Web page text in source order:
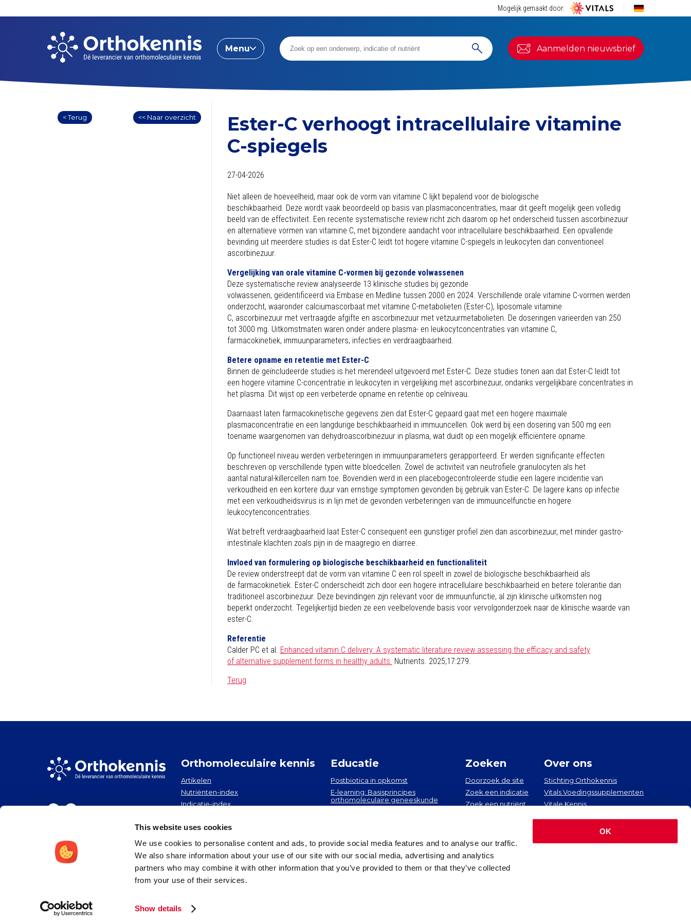
This website uses cookies
We use cookies to personalise content and ads, to provide social media features and to analyse our traffic.
We also share information about your use of our site with our social media, advertising and analytics
partners who may combine it with other information that you’ve provided to them or that they’ve collected
from your use of their services.
Show details
OK
Mogelijk gemaakt door:
Menu Aanmelden nieuwsbrief
< Terug << Naar overzicht
Ester-C verhoogt intracellulaire vitamine
C-spiegels
27-04-2026
Niet alleen de hoeveelheid, maar ook de vorm van vitamine C lijkt bepalend voor de biologische
beschikbaarheid. Deze wordt vaak beoordeeld op basis van plasmaconcentraties, maar dit geeft mogelijk geen volledig
beeld van de effectiviteit. Een recente systematische review richt zich daarom op het onderscheid tussen ascorbinezuur
en alternatieve vormen van vitamine C, met bijzondere aandacht voor intracellulaire beschikbaarheid. Een opvallende
bevinding uit meerdere studies is dat Ester-C leidt tot hogere vitamine C-spiegels in leukocyten dan conventioneel
ascorbinezuur.
Vergelijking van orale vitamine C-vormen bij gezonde volwassenen
Deze systematische review analyseerde 13 klinische studies bij gezonde
volwassenen, geïdentificeerd via Embase en Medline tussen 2000 en 2024. Verschillende orale vitamine C-vormen werden
onderzocht, waaronder calciumascorbaat met vitamine C-metabolieten (Ester-C), liposomale vitamine
C, ascorbinezuur met vertraagde afgifte en ascorbinezuur met vetzuurmetabolieten. De doseringen varieerden van 250
tot 3000 mg. Uitkomstmaten waren onder andere plasma- en leukocytconcentraties van vitamine C,
farmacokinetiek, immuunparameters, infecties en verdraagbaarheid.
Betere opname en retentie met Ester-C
Binnen de geïncludeerde studies is het merendeel uitgevoerd met Ester-C. Deze studies tonen aan dat Ester-C leidt tot
een hogere vitamine C-concentratie in leukocyten in vergelijking met ascorbinezuur, ondanks vergelijkbare concentraties in
het plasma. Dit wijst op een verbeterde opname en retentie op celniveau.
Daarnaast laten farmacokinetische gegevens zien dat Ester-C gepaard gaat met een hogere maximale
plasmaconcentratie en een langdurige beschikbaarheid in immuuncellen. Ook werd bij een dosering van 500 mg een
toename waargenomen van dehydroascorbinezuur in plasma, wat duidt op een mogelijk efficiëntere opname.
Op functioneel niveau werden verbeteringen in immuunparameters gerapporteerd. Er werden significante effecten
beschreven op verschillende typen witte bloedcellen. Zowel de activiteit van neutrofiele granulocyten als het
aantal natural-killercellen nam toe. Bovendien werd in een placebogecontroleerde studie een lagere incidentie van
verkoudheid en een kortere duur van ernstige symptomen gevonden bij gebruik van Ester-C. De lagere kans op infectie
met een verkoudheidsvirus is in lijn met de gevonden verbeteringen van de immuuncelfunctie en hogere
leukocytenconcentraties.
Wat betreft verdraagbaarheid laat Ester-C consequent een gunstiger profiel zien dan ascorbinezuur, met minder gastro-
intestinale klachten zoals pijn in de maagregio en diarree.
Invloed van formulering op biologische beschikbaarheid en functionaliteit
De review onderstreept dat de vorm van vitamine C een rol speelt in zowel de biologische beschikbaarheid als
de farmacokinetiek. Ester-C onderscheidt zich door een hogere intracellulaire beschikbaarheid en betere tolerantie dan
traditioneel ascorbinezuur. Deze bevindingen zijn relevant voor de immuunfunctie, al zijn klinische uitkomsten nog
beperkt onderzocht. Tegelijkertijd bieden ze een veelbelovende basis voor vervolgonderzoek naar de klinische waarde van
ester-C.
Referentie
Calder PC et al. Enhanced vitamin C delivery: A systematic literature review assessing the efficacy and safety
of alternative supplement forms in healthy adults. Nutrients. 2025;17:279.
Terug
Orthomoleculaire kennis
Artikelen
Nutriënten-index
Indicatie-index
Educatie
Postbiotica in opkomst
E-learning: Basisprincipes
orthomoleculaire geneeskunde
Zoeken
Doorzoek de site
Zoek een indicatie
Zoek een nutriënt
Over ons
Stichting Orthokennis
Vitals Voedingssupplementen
Vitale Kennis
Disclaimer Privacyverklaring